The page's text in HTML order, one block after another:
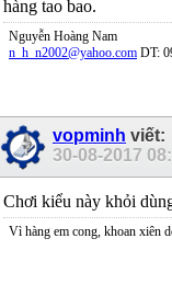
hàng tao bao.
Nguyễn Hoàng Nam
n_h_n2002@yahoo.com DT:
vopminh viết:
30-08-2017
Chơi kiểu này khỏi
Vì hàng em cong, khoan xiên